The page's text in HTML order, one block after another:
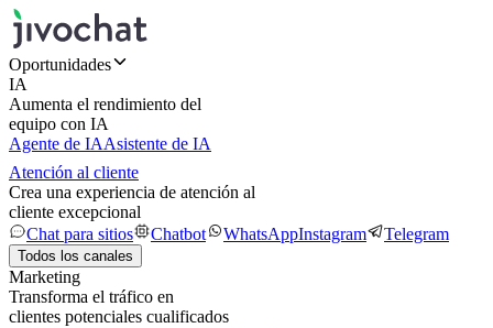
Oportunidades
IA
Aumenta el rendimiento del
equipo con IA
Agente de IAAsistente de IA
Atención al cliente
Crea una experiencia de atención al
cliente excepcional
Chat para sitios
Chatbot WhatsAppInstagram Telegram
Todos los canales
Marketing
Transforma el tráfico en
clientes potenciales cualificados